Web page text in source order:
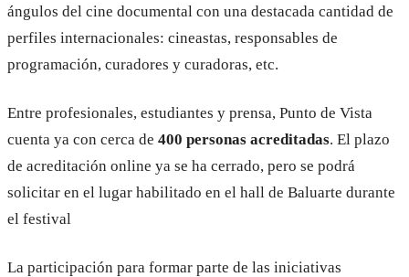
ángulos del cine documental con una destacada cantidad de
perfiles internacionales: cineastas, responsables de
programación, curadores y curadoras, etc.
Entre profesionales, estudiantes y prensa, Punto de Vista
cuenta ya con cerca de 400 personas acreditadas. El plazo
de acreditación online ya se ha cerrado, pero se podrá
solicitar en el lugar habilitado en el hall de Baluarte durante
el festival
La participación para formar parte de las iniciativas